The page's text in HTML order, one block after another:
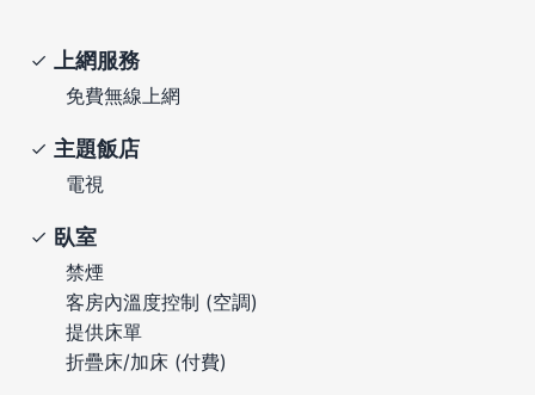
上網服務
免費無線上網
主題飯店
電視
臥室
禁煙
客房內溫度控制 (空調)
提供床單
折疊床/加床 (付費)